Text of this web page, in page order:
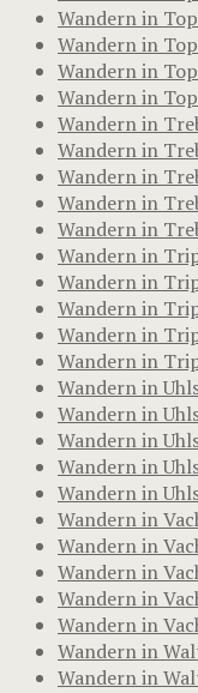
Wandern in
Wandern in
Wandern in
Wandern in
Wandern in
Wandern in
Wandern in
Wandern in
Wandern in
Wandern in
Wandern in
Wandern in
Wandern in
Wandern in
Wandern in
Wandern in
Wandern in
Wandern in
Wandern in
Wandern in
Wandern in
Wandern in
Wandern in
Wandern in
Wandern in
Wandern in